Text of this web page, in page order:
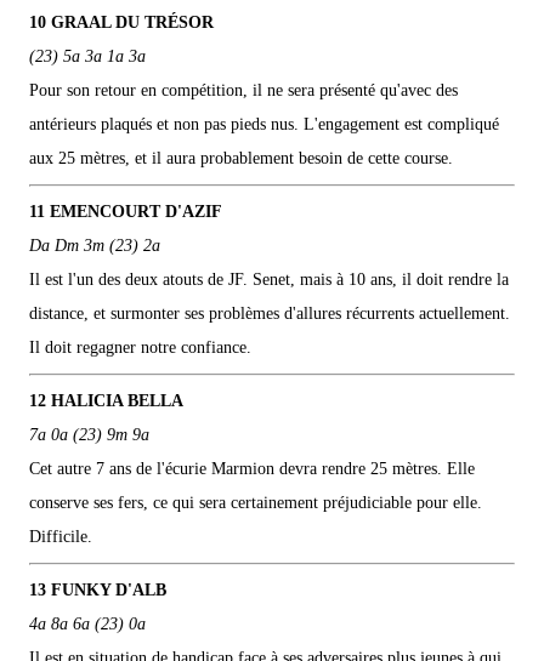
10 GRAAL DU TRÉSOR
(23) 5a 3a 1a 3a
Pour son retour en compétition, il ne sera présenté qu'avec des
antérieurs plaqués et non pas pieds nus. L'engagement est compliqué
aux 25 mètres, et il aura probablement besoin de cette course.
11 EMENCOURT D'AZIF
Da Dm 3m (23) 2a
Il est l'un des deux atouts de JF. Senet, mais à 10 ans, il doit rendre la
distance, et surmonter ses problèmes d'allures récurrents actuellement.
Il doit regagner notre confiance.
12 HALICIA BELLA
7a 0a (23) 9m 9a
Cet autre 7 ans de l'écurie Marmion devra rendre 25 mètres. Elle
conserve ses fers, ce qui sera certainement préjudiciable pour elle.
Difficile.
13 FUNKY D'ALB
4a 8a 6a (23) 0a
Il est en situation de handicap face à ses adversaires plus jeunes à qui